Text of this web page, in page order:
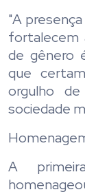
"A
fortalecem
de gênero
que
orgulho
sociedade
A